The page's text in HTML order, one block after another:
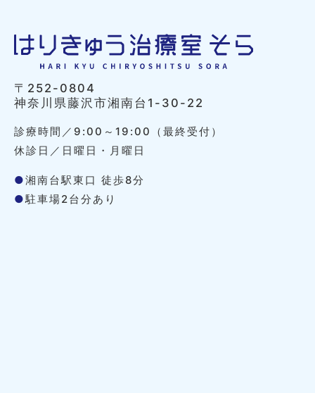
〒252-0804
神奈川県藤沢市湘南台1-30-22
診療時間／9:00～19:00（最終受付）
休診日／日曜日・月曜日
●湘南台駅東口 徒歩8分
●駐車場2台分あり